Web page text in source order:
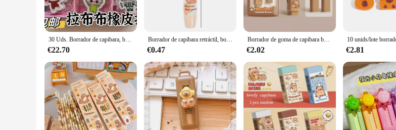
30 Uds. Borrador de capibara, borrador de lápiz para alumnos de guardería, suministros para estudiantes
€22.70
Borrador de capibara retráctil, borrador mecánico suave y limpio, papelería para estudiantes, borrador de lápiz de presión, suministros de oficina, regalos, 1 ud.
€0.47
Borrador de goma de capibara bonito, borrador de silicona de dibujos animados con núcleo reemplazable, regalo, diseño de empuje, tipo rotulador, suministros escolares
€2.02 €2.81